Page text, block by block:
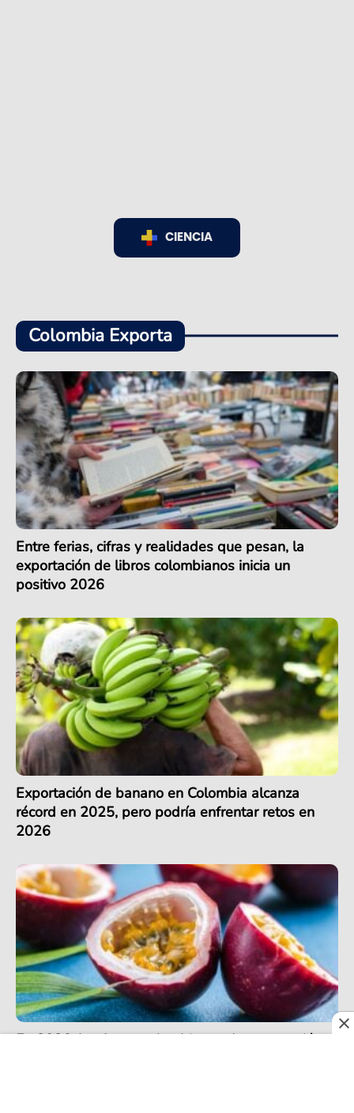
CIENCIA
Colombia Exporta
Entre ferias, cifras y realidades que pesan, la
exportación de libros colombianos inicia un
positivo 2026
Exportación de banano en Colombia alcanza
récord en 2025, pero podría enfrentar retos en
2026
En 2026, las frutas colombianas de exportación